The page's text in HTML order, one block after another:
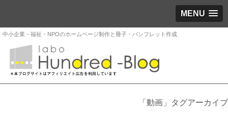
MENU
中小企業・福祉・NPOのホームページ制作と冊子・パンフレット作成
「動画」タグアーカイブ